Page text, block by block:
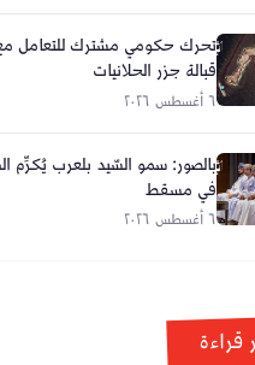
تحرك حكومي مشترك للتعامل
قبالة جزر الحلانيات
٦ أغسطس ٢٠٢٦
بالصور: سمو السّيد بلعرب يُكرِّم
في مسقط
٦ أغسطس ٢٠٢٦
قراءة